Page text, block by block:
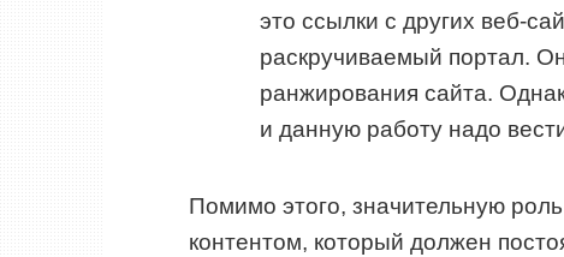
это ссылки с других веб-
раскручиваемый портал.
ранжирования сайта.
и данную работу надо
Помимо этого, значительную
контентом, который должен